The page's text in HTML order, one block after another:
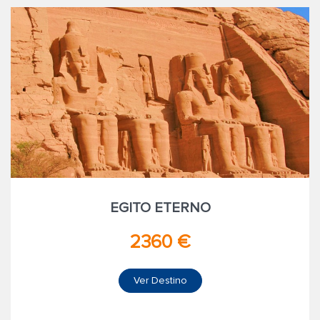
EGITO ETERNO
2360 €
Ver Destino